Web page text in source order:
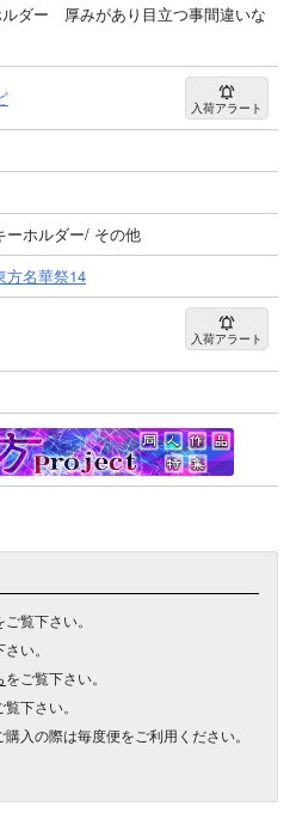
ダー 厚みがあり目立つ事間違いな
入荷アラート
ーホルダー/ その他
名華祭14
入荷アラート
ご覧下さい。
い。
をご覧下さい。
覧下さい。
入の際は毎度便をご利用ください。